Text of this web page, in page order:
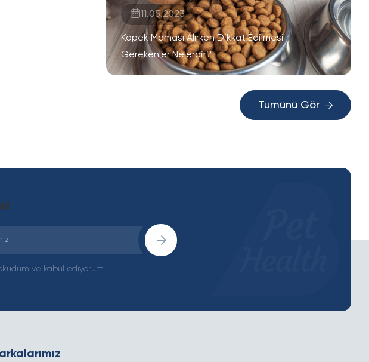
11.05.2023
Köpek Maması Alırken Dikkat Edilmesi
Gerekenler Nelerdir?
Tümünü Gör
ve kabul ediyorum.